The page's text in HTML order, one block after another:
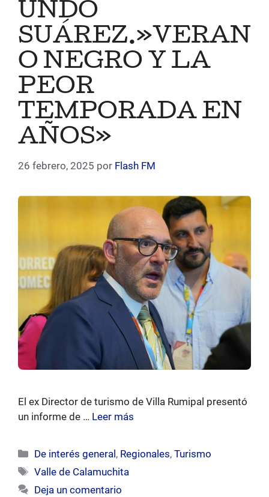
UNDO
SUÁREZ.»VERAN
O NEGRO Y LA
PEOR
TEMPORADA EN
AÑOS»
26 febrero, 2025 por Flash FM
El ex Director de turismo de Villa Rumipal presentó
un informe de … Leer más
Categorías
De interés general , Regionales,Turismo
Etiquetas
Valle de Calamuchita
Deja un comentario